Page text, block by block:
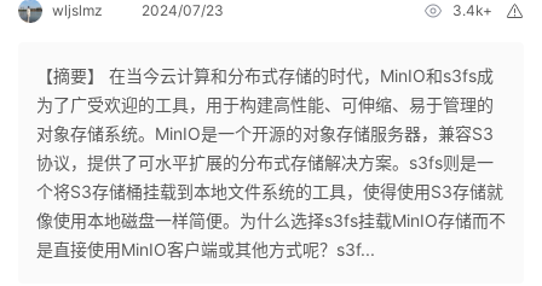
个
人
我
wljslmz 2024/07/23 3.4k+
【摘要】 在当今云计算和分布式存储的时代，MinIO和s3fs成
为了广受欢迎的工具，用于构建高性能、可伸缩、易于管理的
对象存储系统。MinIO是一个开源的对象存储服务器，兼容S3
协议，提供了可水平扩展的分布式存储解决方案。s3fs则是一
个将S3存储桶挂载到本地文件系统的工具，使得使用S3存储就
像使用本地磁盘一样简便。为什么选择s3fs挂载MinIO存储而不
是直接使用MinIO客户端或其他方式呢？s3f...